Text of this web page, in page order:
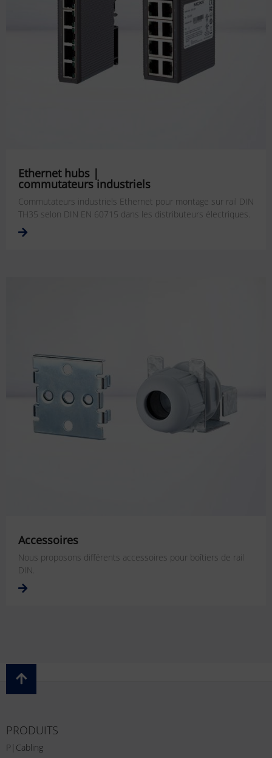
Ethernet hubs |
commutateurs industriels
Commutateurs industriels Ethernet pour montage sur rail DIN
TH35 selon DIN EN 60715 dans les distributeurs électriques.
Accessoires
Nous proposons différents accessoires pour boîtiers de rail
DIN.
PRODUITS
P|Cabling